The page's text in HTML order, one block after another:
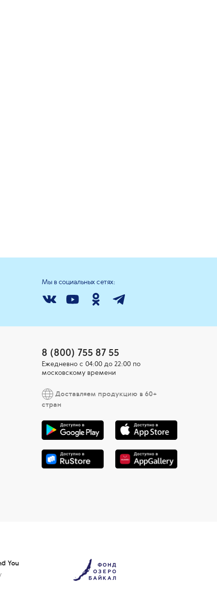
Мы в социальных сетях:
8 (800) 755 87 55
Ежедневно c 04:00 до 22:00 по
московскому времени
Доставляем продукцию в 60+
стран
You